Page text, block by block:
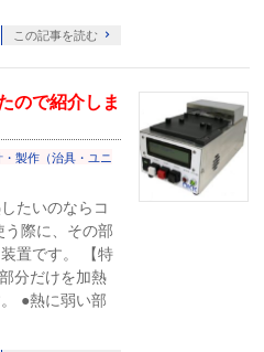
この記事を読む
ので紹介しま
・製作（治具・ユニ
たいのならコ
う際に、その部
置です。 【特
分だけを加熱
●熱に弱い部